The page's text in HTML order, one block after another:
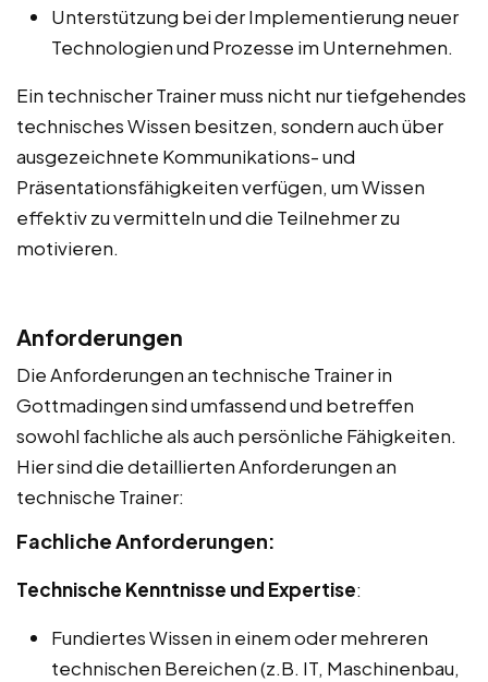
Unterstützung bei der Implementierung neuer
Technologien und Prozesse im Unternehmen.
Ein technischer Trainer muss nicht nur tiefgehendes
technisches Wissen besitzen, sondern auch über
ausgezeichnete Kommunikations- und
Präsentationsfähigkeiten verfügen, um Wissen
effektiv zu vermitteln und die Teilnehmer zu
motivieren.
Anforderungen
Die Anforderungen an technische Trainer in
Gottmadingen sind umfassend und betreffen
sowohl fachliche als auch persönliche Fähigkeiten.
Hier sind die detaillierten Anforderungen an
technische Trainer:
Fachliche Anforderungen:
Technische Kenntnisse und Expertise:
Fundiertes Wissen in einem oder mehreren
technischen Bereichen (z.B. IT, Maschinenbau,